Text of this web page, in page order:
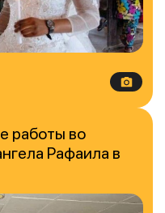
работы во
Рафаила в